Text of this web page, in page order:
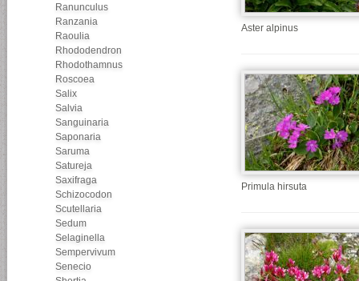
Ranunculus
Ranzania
Raoulia
Rhododendron
Rhodothamnus
Roscoea
Salix
Salvia
Sanguinaria
Saponaria
Saruma
Satureja
Saxifraga
Schizocodon
Scutellaria
Sedum
Selaginella
Sempervivum
Senecio
Aster alpinus
Primula hirsuta